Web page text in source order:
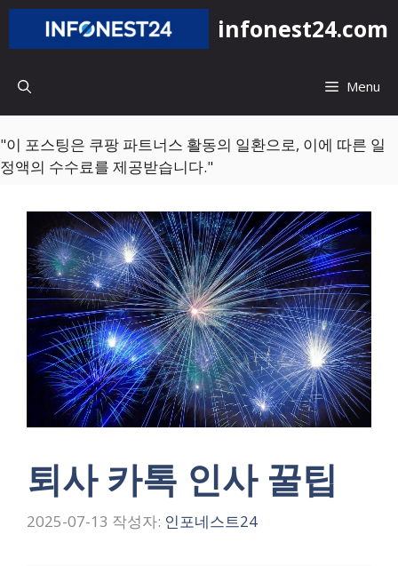
컨
츠
너
뛰
기
infonest24.com
Menu
"이 포스팅은 쿠팡 파트너스 활동의 일환으로, 이에 따른 일
정액의 수수료를 제공받습니다."
퇴사 카톡 인사 꿀팁
2025-07-13 작성자: 인포네스트24